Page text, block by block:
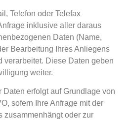
Telefon oder Telefax
inklusive aller daraus
Daten (Name,
Bearbeitung Ihres Anliegens
verarbeitet. Diese Daten geben
weiter.
Daten erfolgt auf Grundlage von
sofern Ihre Anfrage mit der
zusammenhängt oder zur